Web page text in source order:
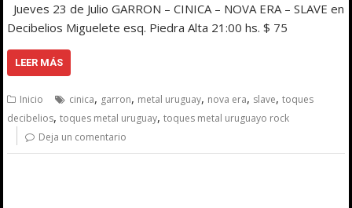
Jueves 23 de Julio GARRON – CINICA – NOVA ERA – SLAVE en
Decibelios Miguelete esq. Piedra Alta 21:00 hs. $ 75
LEER MÁS
Inicio cinica, garron, metal uruguay, nova era, slave,toques
decibelios,toques metal uruguay,toques metal uruguayo rock
Deja un comentario